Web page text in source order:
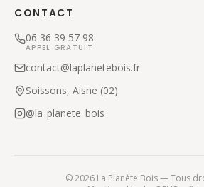
CONTACT
06 36 39 57 98
APPEL GRATUIT
contact@laplanetebois.fr
Soissons, Aisne (02)
@la_planete_bois
©2026La Planète Bois — Tous